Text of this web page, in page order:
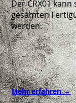
Der CRX01
gesamten
werden.
Mehr erfahren →